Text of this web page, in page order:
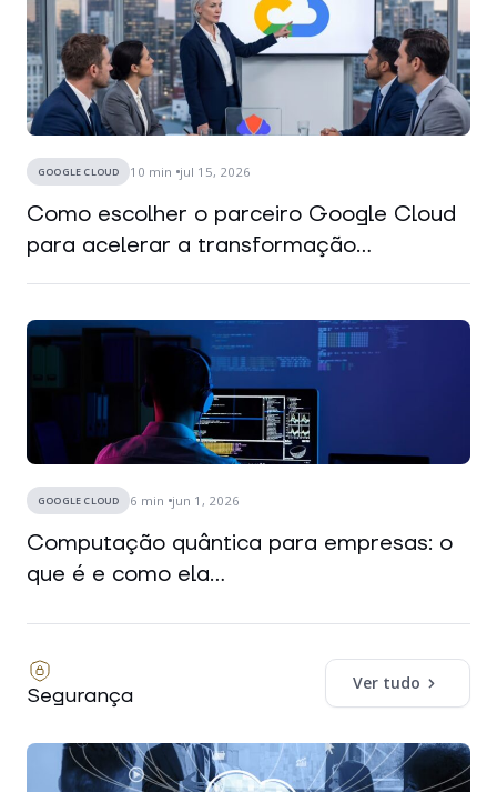
GOOGLE CLOUD 10 min jul 15, 2026
Como escolher o parceiro Google Cloud
para acelerar a transformação...
GOOGLE CLOUD 6 min jun 1, 2026
Computação quântica para empresas: o
que é e como ela...
Segurança
Ver tudo